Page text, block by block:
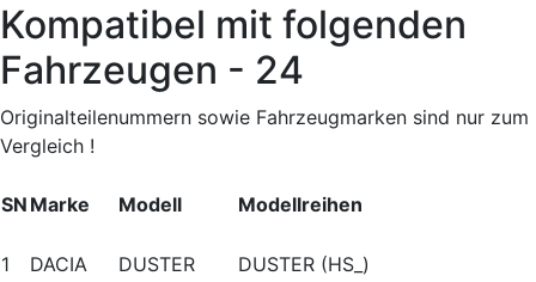
Kompatibel mit folgenden
Fahrzeugen - 24
Originalteilenummern sowie Fahrzeugmarken sind nur zum
Vergleich !
SN Marke Modell Modellreihen
1 DACIA DUSTER
DUSTER (HS_)